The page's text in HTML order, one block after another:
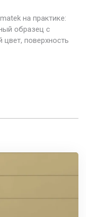
на практике:
образец с
поверхность